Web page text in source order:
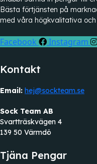
Bästa förtjänsten på
med våra högkvalitativa
Facebook Instagram
Kontakt
Email: hej@sockteam.se
Sock Team AB
Svartträskvägen 4
139 50 Värmdö
Tjäna Pengar